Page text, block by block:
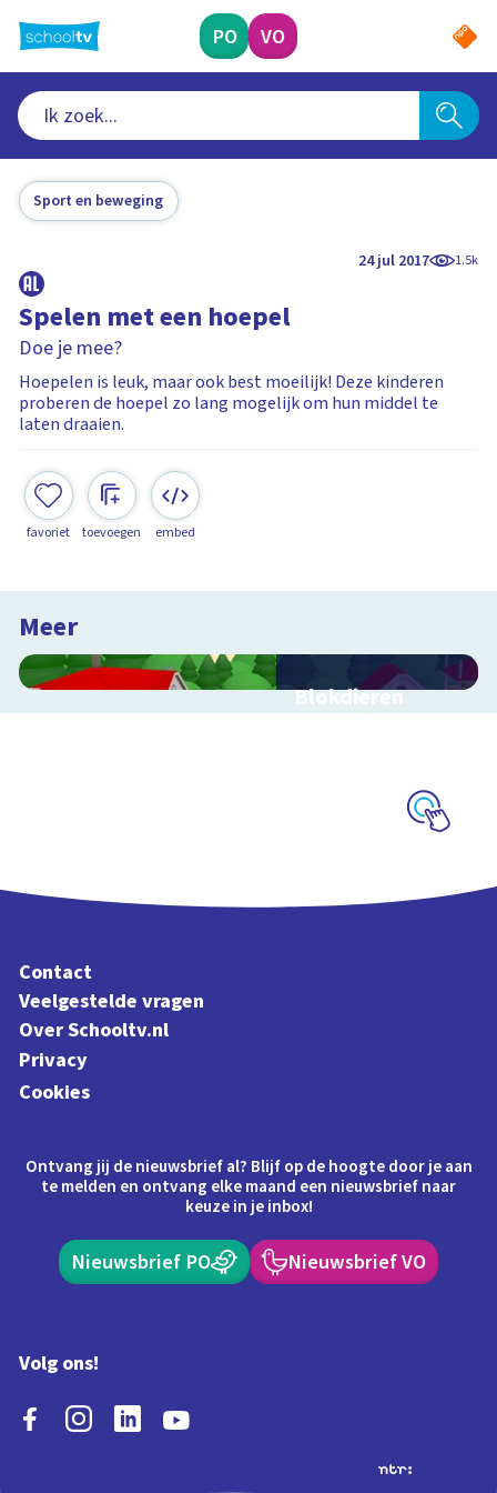
naar
hoofdinhoud
PO VO
Sport en beweging
24 jul 2017 1.5k
Spelen met een hoepel
Doe je mee?
Hoepelen is leuk, maar ook best moeilijk! Deze kinderen
proberen de hoepel zo lang mogelijk om hun middel te
laten draaien.
favoriet toevoegen embed
Meer
Blokdieren
Interactieve
Contact
Veelgestelde vragen
Over Schooltv.nl
Privacy
Cookies
Ontvang jij de nieuwsbrief al? Blijf op de hoogte door je aan
te melden en ontvang elke maand een nieuwsbrief naar
keuze in je inbox!
Nieuwsbrief PO Nieuwsbrief VO
Volg ons!